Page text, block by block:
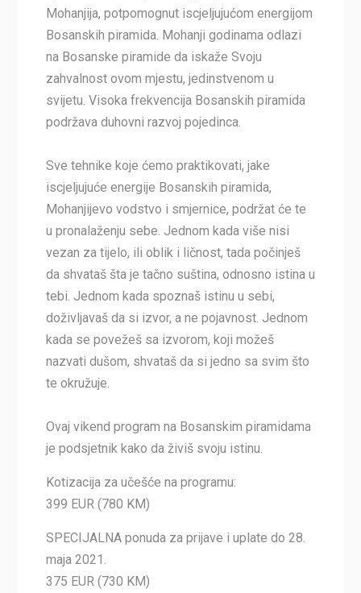
Mohanjija, potpomognut iscjeljujućom energijom
Bosanskih piramida. Mohanji godinama odlazi
na Bosanske piramide da iskaže Svoju
zahvalnost ovom mjestu, jedinstvenom u
svijetu. Visoka frekvencija Bosanskih piramida
podržava duhovni razvoj pojedinca.
Sve tehnike koje ćemo praktikovati, jake
iscjeljujuće energije Bosanskih piramida,
Mohanjijevo vodstvo i smjernice, podržat će te
u pronalaženju sebe. Jednom kada više nisi
vezan za tijelo, ili oblik i ličnost, tada počinješ
da shvataš šta je tačno suština, odnosno istina u
tebi. Jednom kada spoznaš istinu u sebi,
doživljavaš da si izvor, a ne pojavnost. Jednom
kada se povežeš sa izvorom, koji možeš
nazvati dušom, shvataš da si jedno sa svim što
te okružuje.
Ovaj vikend program na Bosanskim piramidama
je podsjetnik kako da živiš svoju istinu.
Kotizacija za učešće na programu:
399 EUR (780 KM)
SPECIJALNA ponuda za prijave i uplate do 28.
maja 2021.
375 EUR (730 KM)